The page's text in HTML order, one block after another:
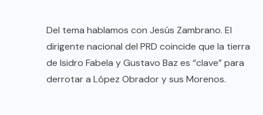
Del tema hablamos con Jesús Zambrano. El
dirigente nacional del PRD coincide que la tierra
de Isidro Fabela y Gustavo Baz es “clave” para
derrotar a López Obrador y sus Morenos.